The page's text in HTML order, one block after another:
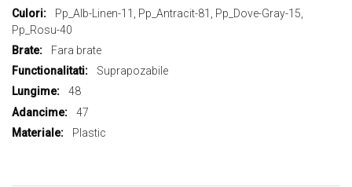
Pp_Alb-Linen-11, Pp_Antracit-81, Pp_Dove-Gray-15,
Pp_Rosu-40
Fara brate
Suprapozabile
48
47
Plastic